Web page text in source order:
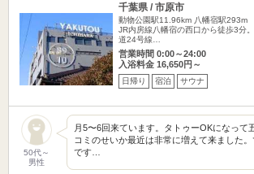
千葉県 / 市原市
動物公園駅11.96km 八幡宿駅293m
JR内房線八幡宿の西口から徒歩3分
道24号線…
営業時間 0:00～24:00
入浴料金 16,650円～
日帰り 宿泊 サウナ
50代～
男性
月5〜6回来ています。タトゥーOKになって
コミのせいか最近は非常に増えて来ました
です…